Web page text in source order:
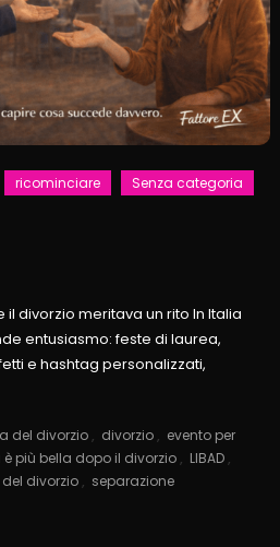
ricominciare Senza categoria
divorzio meritava un rito In Italia
entusiasmo: feste di laurea,
e hashtag personalizzati,
del divorzio , divorzio , evento per
è più bella dopo il divorzio , LIBAD ,
del divorzio , separazione